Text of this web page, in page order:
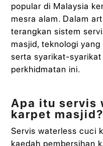
popular di Malaysia
mesra alam. Dalam
terangkan sistem
masjid, teknologi
serta syarikat-
perkhidmatan ini.
Apa itu servis
karpet masjid?
Servis waterless cuci
kaedah pembersihan